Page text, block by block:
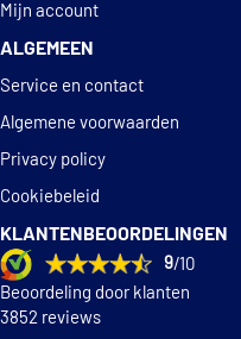
Mijn account
ALGEMEEN
Service en contact
Algemene voorwaarden
Privacy policy
Cookiebeleid
KLANTENBEOORDELINGEN
9/10
Beoordeling door klanten
3852 reviews